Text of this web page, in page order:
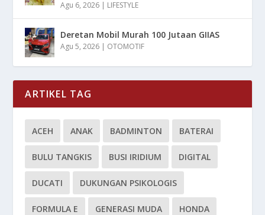
Agu 6, 2026 | LIFESTYLE
Deretan Mobil Murah 100 Jutaan GIIAS
Agu 5, 2026 | OTOMOTIF
ARTIKEL TAG
ACEH ANAK BADMINTON BATERAI
BULU TANGKIS BUSI IRIDIUM DIGITAL
DUCATI DUKUNGAN PSIKOLOGIS
FORMULA E GENERASI MUDA HONDA